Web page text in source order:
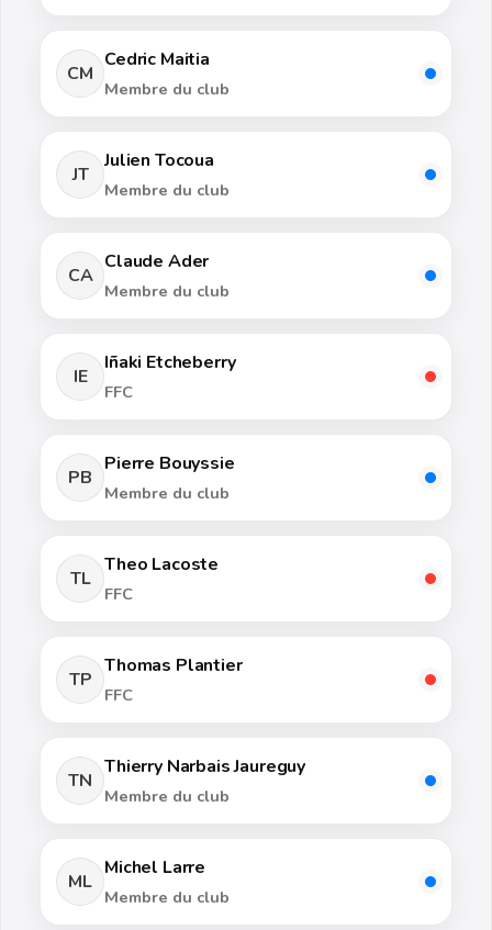
CM
Cedric Maitia
Membre du club
JT
Julien Tocoua
Membre du club
CA
Claude Ader
Membre du club
IE
Iñaki Etcheberry
FFC
PB
Pierre Bouyssie
Membre du club
TL
Theo Lacoste
FFC
TP
Thomas Plantier
FFC
TN
Thierry Narbais Jaureguy
Membre du club
ML
Michel Larre
Membre du club